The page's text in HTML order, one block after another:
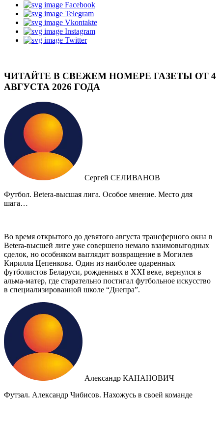
Facebook
Telegram
Vkontakte
Instagram
Twitter
ЧИТАЙТЕ В СВЕЖЕМ НОМЕРЕ ГАЗЕТЫ ОТ 4
АВГУСТА 2026 ГОДА
Сергей СЕЛИВАНОВ
Футбол. Betera-высшая лига. Особое мнение. Место для
шага…
Во время открытого до девятого августа трансферного окна в
Betera-высшей лиге уже совершено немало взаимовыгодных
сделок, но особняком выглядит возвращение в Могилев
Кирилла Цепенкова. Один из наиболее одаренных
футболистов Беларуси, рожденных в XXI веке, вернулся в
альма-матер, где старательно постигал футбольное искусство
в специализированной школе “Днепра”.
Александр КАНАНОВИЧ
Футзал. Александр Чибисов. Нахожусь в своей команде